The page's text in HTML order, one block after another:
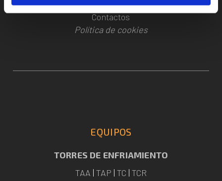
Artículos|Noticias|Asistencia|Presupuesto|
Contactos
Política de cookies
EQUIPOS
TORRES DE ENFRIAMIENTO
TAA | TAP | TC | TCR